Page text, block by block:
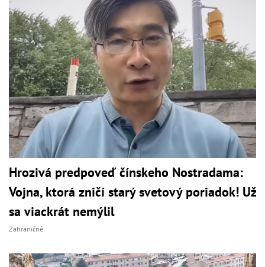
Hrozivá predpoveď čínskeho Nostradama:
Vojna, ktorá zničí starý svetový poriadok! Už
sa viackrát nemýlil
Zahraničné